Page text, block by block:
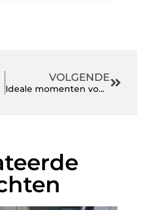
VOLGENDE
Ideale momenten voor een portretfoto in de omgeving van Rotterdam